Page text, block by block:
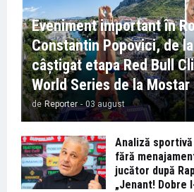
Eveniment important în
Constantin Popovici, de
câștigat etapa Red Bull
World Series de la Mostar
de Reporter - 03 august
Analiză
fără
jucător după
„Jenant! Dobre